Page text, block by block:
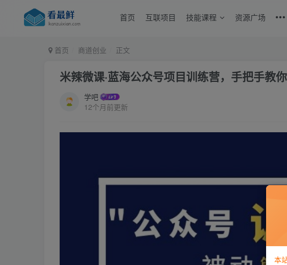
首页 互联项目 技能课程 资源广场
首页 商道创业 正文
米辣微课·蓝海公众号项目训练营，手把手教
学吧
12个月前更新
本